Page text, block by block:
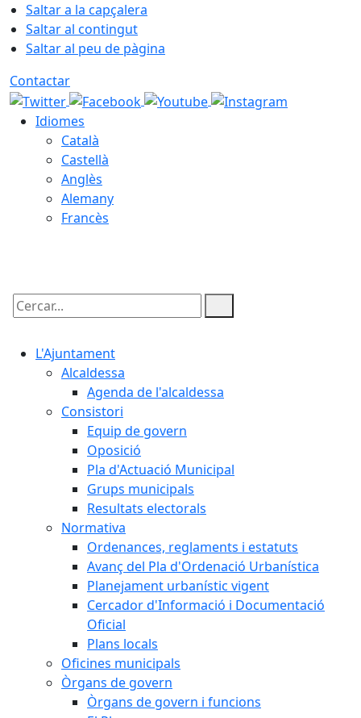
Saltar a la capçalera
Saltar al contingut
Saltar al peu de pàgina
Contactar
Idiomes
Català
Castellà
Anglès
Alemany
Francès
Cercar:
L'Ajuntament
Alcaldessa
Agenda de l'alcaldessa
Consistori
Equip de govern
Oposició
Pla d'Actuació Municipal
Grups municipals
Resultats electorals
Normativa
Ordenances, reglaments i estatuts
Avanç del Pla d'Ordenació Urbanística
Planejament urbanístic vigent
Cercador d'Informació i Documentació
Oficial
Plans locals
Oficines municipals
Òrgans de govern
Òrgans de govern i funcions